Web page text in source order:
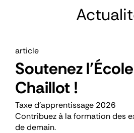
article
Soutenez
Chaillot !
Descriptif
court
Taxe d'apprentissage 2026
Contribuez à la formation des
de demain.